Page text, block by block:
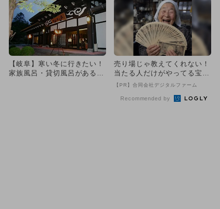
【岐阜】寒い冬に行きたい！
家族風呂・貸切風呂がある日
売り場じゃ教えてくれない！
当たる人だけがやってる宝く
じの習慣
【PR】合同会社デジタルファーム
Recommended by